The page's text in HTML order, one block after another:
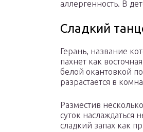
аллергенность. В
Сладкий
Герань, название
пахнет как
белой окантовкой
разрастается в
Разместив
суток
сладкий запах как